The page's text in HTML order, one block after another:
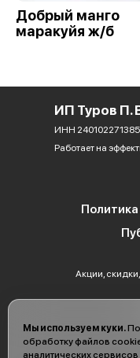
Мы используем куки.
обработку файлов
аналитических
Добрый манго
маракуйя ж/б
ИП Туров П.
ИНН
Работает на
Акции,